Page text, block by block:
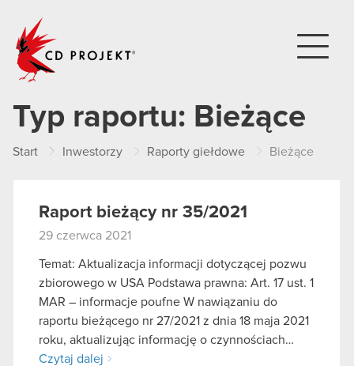
Typ raportu: Bieżące
Start Inwestorzy Raporty giełdowe Bieżące
Raport bieżący nr 35/2021
29 czerwca 2021
Temat: Aktualizacja informacji dotyczącej pozwu
zbiorowego w USA Podstawa prawna: Art. 17 ust. 1
MAR – informacje poufne W nawiązaniu do
raportu bieżącego nr 27/2021 z dnia 18 maja 2021
roku, aktualizując informację o czynnościach…
Czytaj dalej